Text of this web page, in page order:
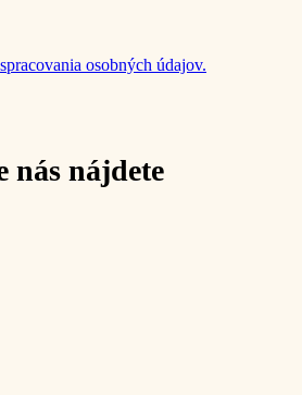
spracovania osobných údajov.
nás nájdete